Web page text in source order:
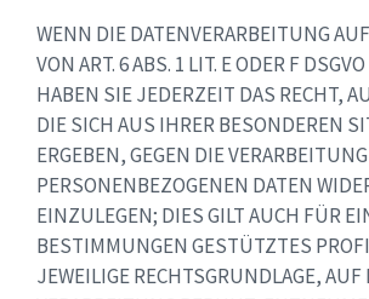
WENN DIE DATENVERARBEITUNG
VON ART. 6 ABS. 1 LIT. E ODER F
HABEN SIE JEDERZEIT DAS RECHT,
DIE SICH AUS IHRER BESONDEREN
ERGEBEN, GEGEN DIE
PERSONENBEZOGENEN DATEN
EINZULEGEN; DIES GILT AUCH FÜR
BESTIMMUNGEN GESTÜTZTES
JEWEILIGE RECHTSGRUNDLAGE,